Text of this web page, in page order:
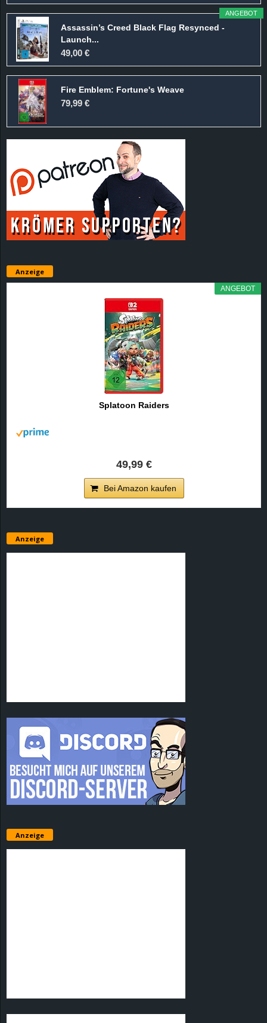
ANGEBOT
Assassin’s Creed Black Flag Resynced -
Launch...
49,00 €
Fire Emblem: Fortune's Weave
79,99 €
Anzeige
ANGEBOT
Splatoon Raiders
49,99 €
Bei Amazon kaufen
Anzeige
Anzeige